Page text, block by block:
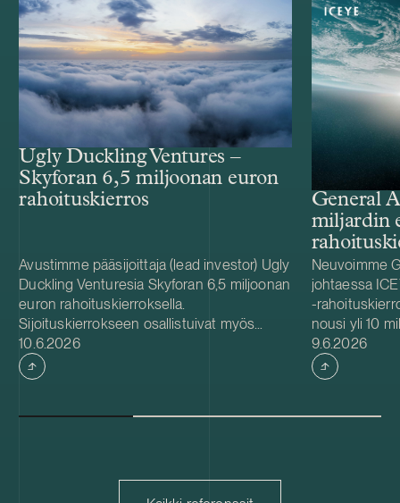
Ugly Duckling Ventures –
Skyforan 6,5 miljoonan euron
rahoituskierros
Avustimme pääsijoittaja (lead investor) Ugly
Duckling Venturesia Skyforan 6,5 miljoonan
euron rahoituskierroksella.
Sijoituskierrokseen osallistuivat myös
Eviny Ventures, LUMO Labs ja EIC Fund
sekä rahoittajana Business Finland. Sijoitus
tukee Skyforan säätiedusteluratkaisujen
laajentamista teleoperaattoreiden,
Skyfora on suomalainen yhtiö, joka kehittää
Julkaistu
10.6.2026
General
miljardin
Neuvoimme
johtaessa
-
nousi yli 10
(520
kierroksella
Julkaistu
9.6.2026